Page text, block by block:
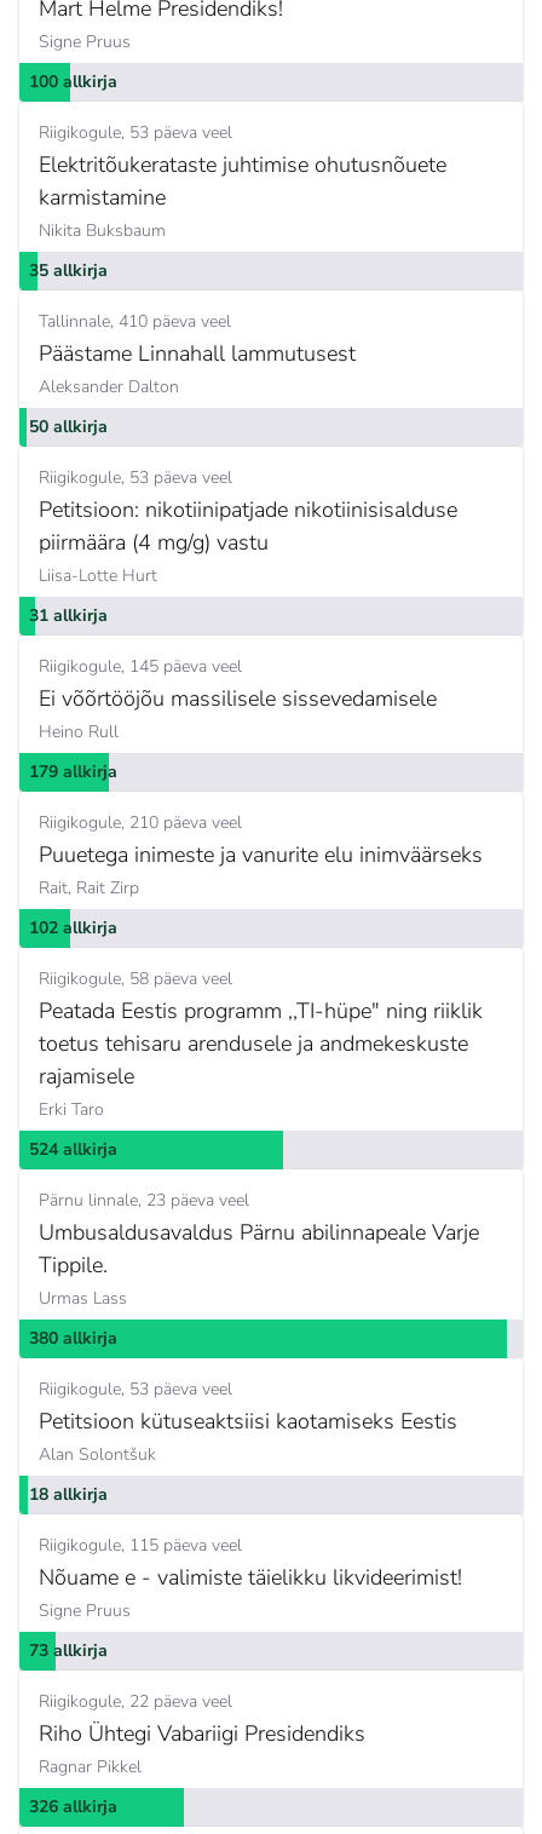
Mart Helme Presidendiks!
Signe Pruus
100 allkirja
Riigikogule 53 päeva veel
Elektritõukerataste juhtimise ohutusnõuete
karmistamine
Nikita Buksbaum
35 allkirja
Tallinnale 410 päeva veel
Päästame Linnahall lammutusest
Aleksander Dalton
50 allkirja
Riigikogule 53 päeva veel
Petitsioon: nikotiinipatjade nikotiinisisalduse
piirmäära (4 mg/g) vastu
Liisa-Lotte Hurt
31 allkirja
Riigikogule 145 päeva veel
Ei võõrtööjõu massilisele sissevedamisele
Heino Rull
179 allkirja
Riigikogule 210 päeva veel
Puuetega inimeste ja vanurite elu inimväärseks
Rait, Rait Zirp
102 allkirja
Riigikogule 58 päeva veel
Peatada Eestis programm ,,TI-hüpe" ning riiklik
toetus tehisaru arendusele ja andmekeskuste
rajamisele
Erki Taro
524 allkirja
Pärnu linnale 23 päeva veel
Umbusaldusavaldus Pärnu abilinnapeale Varje
Tippile.
Urmas Lass
380 allkirja
Riigikogule 53 päeva veel
Petitsioon kütuseaktsiisi kaotamiseks Eestis
Alan Solontšuk
18 allkirja
Riigikogule 115 päeva veel
Nõuame e - valimiste täielikku likvideerimist!
Signe Pruus
73 allkirja
Riigikogule 22 päeva veel
Riho Ühtegi Vabariigi Presidendiks
Ragnar Pikkel
326 allkirja